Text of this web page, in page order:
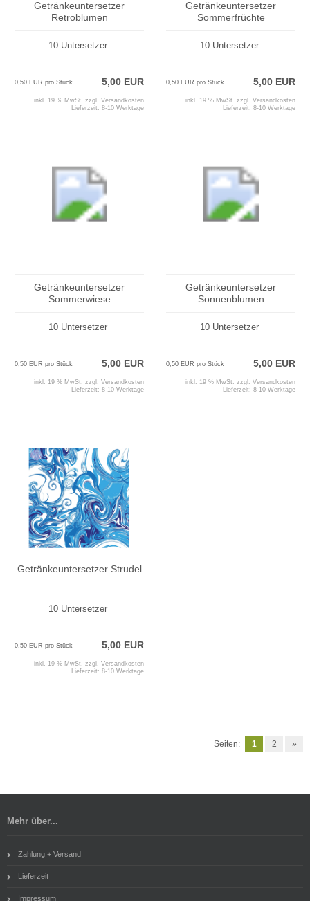
Getränkeuntersetzer
Retroblumen
10 Untersetzer
5,00 EUR
0,50 EUR pro Stück
inkl. 19 % MwSt. zzgl. Versandkosten
Lieferzeit: 8-10 Werktage
Getränkeuntersetzer
Sommerfrüchte
10 Untersetzer
5,00 EUR
0,50 EUR pro Stück
inkl. 19 % MwSt. zzgl. Versandkosten
Lieferzeit: 8-10 Werktage
Getränkeuntersetzer
Sommerwiese
10 Untersetzer
5,00 EUR
0,50 EUR pro Stück
inkl. 19 % MwSt. zzgl. Versandkosten
Lieferzeit: 8-10 Werktage
Getränkeuntersetzer
Sonnenblumen
10 Untersetzer
5,00 EUR
0,50 EUR pro Stück
inkl. 19 % MwSt. zzgl. Versandkosten
Lieferzeit: 8-10 Werktage
Getränkeuntersetzer Strudel
10 Untersetzer
5,00 EUR
0,50 EUR pro Stück
inkl. 19 % MwSt. zzgl. Versandkosten
Lieferzeit: 8-10 Werktage
Seiten: 1 2 »
Mehr über...
Zahlung + Versand
Lieferzeit
Impressum